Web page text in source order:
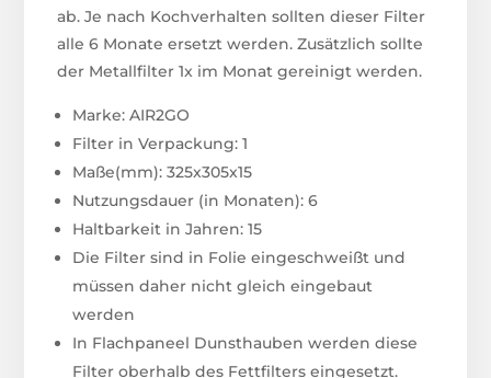
ab. Je nach Kochverhalten sollten dieser Filter
alle 6 Monate ersetzt werden. Zusätzlich sollte
der Metallfilter 1x im Monat gereinigt werden.
Marke: AIR2GO
Filter in Verpackung: 1
Maße(mm): 325x305x15
Nutzungsdauer (in Monaten): 6
Haltbarkeit in Jahren: 15
Die Filter sind in Folie eingeschweißt und
müssen daher nicht gleich eingebaut
werden
In Flachpaneel Dunsthauben werden diese
Filter oberhalb des Fettfilters eingesetzt.